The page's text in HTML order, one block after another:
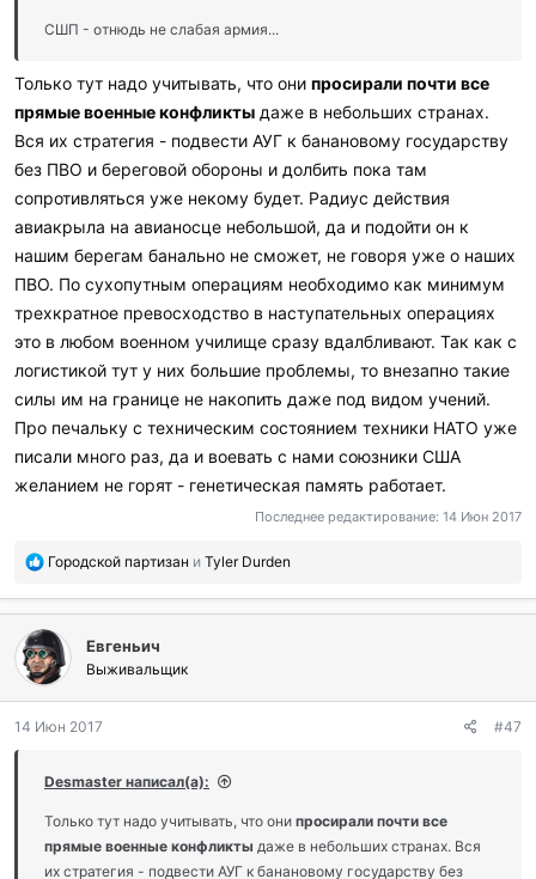
и
СШП - отнюдь не слабая армия...
Только тут надо учитывать, что они просирали почти все
прямые военные конфликты даже в небольших странах.
Вся их стратегия - подвести АУГ к банановому государству
без ПВО и береговой обороны и долбить пока там
сопротивляться уже некому будет. Радиус действия
авиакрыла на авианосце небольшой, да и подойти он к
нашим берегам банально не сможет, не говоря уже о наших
ПВО. По сухопутным операциям необходимо как минимум
трехкратное превосходство в наступательных операциях
это в любом военном училище сразу вдалбливают. Так как с
логистикой тут у них большие проблемы, то внезапно такие
силы им на границе не накопить даже под видом учений.
Про печальку с техническим состоянием техники НАТО уже
писали много раз, да и воевать с нами союзники США
желанием не горят - генетическая память работает.
Последнее редактирование: 14 Июн 2017
П
б
а
г
о
а
и
и
:
Городской партизан и Tyler Durden
Евгеньич
Выживальщик
14 Июн 2017 #47
Desmaster написал(а):
Только тут надо учитывать, что они просирали почти все
прямые военные конфликты даже в небольших странах. Вся
их стратегия - подвести АУГ к банановому государству без